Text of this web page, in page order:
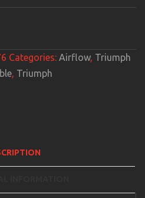
Categories: Airflow, Triumph
, Triumph